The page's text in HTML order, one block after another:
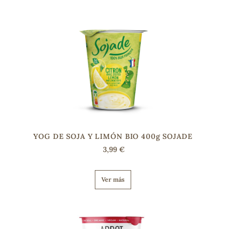
YOG DE SOJA Y LIMÓN BIO 400g SOJADE
3,99 €
Ver más